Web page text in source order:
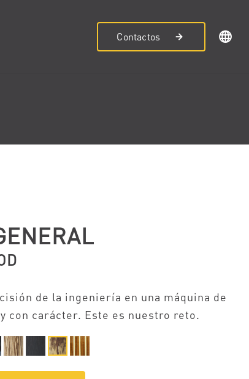
Contactos
de la ingeniería en una máquina de
con carácter. Este es nuestro reto.